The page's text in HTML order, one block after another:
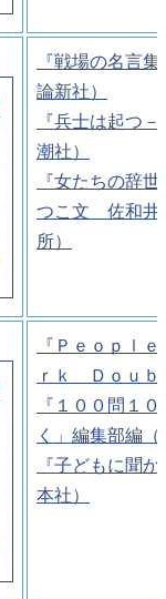
『戦場の名言
論新社）
『兵士は起つ
潮社）
『女たちの辞
つこ文 佐和井
所）
『Ｐｅｏｐｌ
ｒｋ Ｄｏｕｂ
『１００問１
く」編集部編
『子どもに聞
本社）